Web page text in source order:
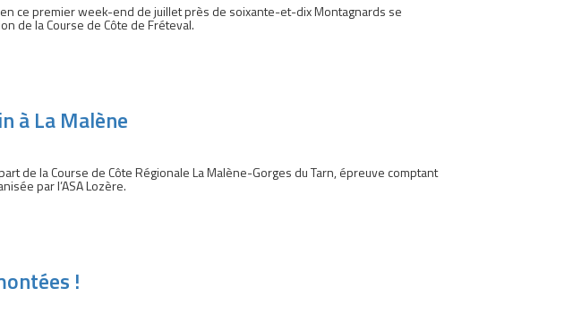
ce premier week-end de juillet près de soixante-et-dix Montagnards se
de la Course de Côte de Fréteval.
à La Malène
de la Course de Côte Régionale La Malène-Gorges du Tarn, épreuve comptant
par l’ASA Lozère.
!